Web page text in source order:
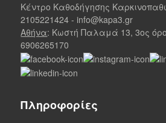
Κέντρο Καθοδήγησης
2105221424 - info@kapa3.gr
Αθήνα: Κωστή Παλαμά 13, 3ος
6906265170
Πληροφορίες